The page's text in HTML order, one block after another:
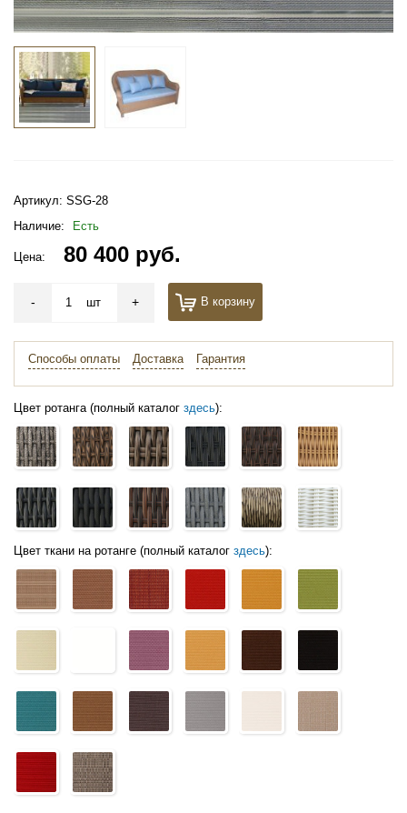
Артикул: SSG-28
Наличие:
Есть
Цена: 80 400 руб.
- шт + В корзину
Способы оплаты Доставка Гарантия
Цвет ротанга (полный каталог здесь):
Цвет ткани на ротанге (полный каталог здесь):